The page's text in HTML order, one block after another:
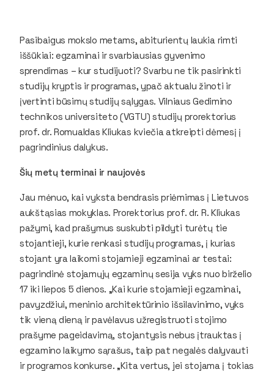
Pasibaigus mokslo metams, abiturientų laukia rimti
iššūkiai: egzaminai ir svarbiausias gyvenimo
sprendimas – kur studijuoti? Svarbu ne tik pasirinkti
studijų kryptis ir programas, ypač aktualu žinoti ir
įvertinti būsimų studijų sąlygas. Vilniaus Gedimino
technikos universiteto (VGTU) studijų prorektorius
prof. dr. Romualdas Kliukas kviečia atkreipti dėmesį į
pagrindinius dalykus.
Šių metų terminai ir naujovės
Jau mėnuo, kai vyksta bendrasis priėmimas į Lietuvos
aukštąsias mokyklas. Prorektorius prof. dr. R. Kliukas
pažymi, kad prašymus suskubti pildyti turėtų tie
stojantieji, kurie renkasi studijų programas, į kurias
stojant yra laikomi stojamieji egzaminai ar testai:
pagrindinė stojamųjų egzaminų sesija vyks nuo birželio
17 iki liepos 5 dienos. „Kai kurie stojamieji egzaminai,
pavyzdžiui, meninio architektūrinio išsilavinimo, vyks
tik vieną dieną ir pavėlavus užregistruoti stojimo
prašyme pageidavimą, stojantysis nebus įtrauktas į
egzamino laikymo sąrašus, taip pat negalės dalyvauti
ir programos konkurse. „Kita vertus, jei stojama į tokias